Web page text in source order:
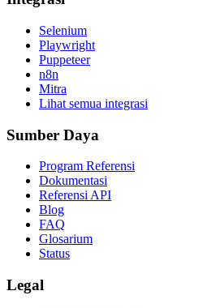
Selenium
Playwright
Puppeteer
n8n
Mitra
Lihat semua integrasi
Sumber Daya
Program Referensi
Dokumentasi
Referensi API
Blog
FAQ
Glosarium
Status
Legal